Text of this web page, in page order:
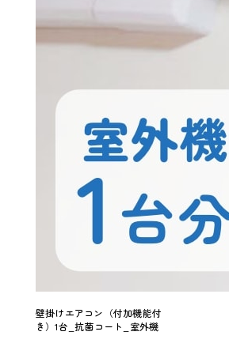
壁掛けエアコン（付加機能付
き）1台_抗菌コート_室外機